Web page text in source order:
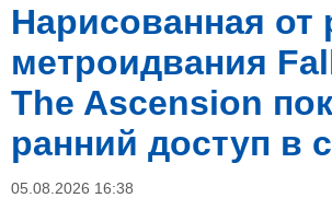
Нарисованная от
метроидвания
The Ascension
ранний доступ в
05.08.2026 16:38